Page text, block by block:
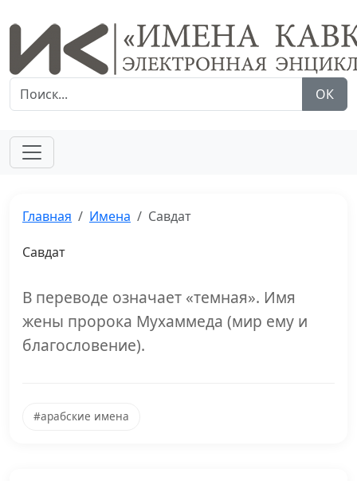
ОК
Главная Имена Савдат
Савдат
В переводе означает «темная». Имя
жены пророка Мухаммеда (мир ему и
благословение).
#арабские имена